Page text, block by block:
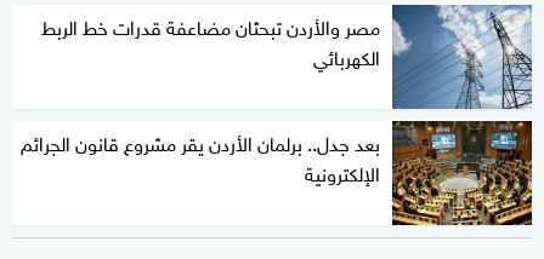
مصر والأردن تبحثان مضاعفة قدرات خط الربط
الكهربائي
بعد جدل.. برلمان الأردن يقر مشروع قانون الجرائم
الإلكترونية